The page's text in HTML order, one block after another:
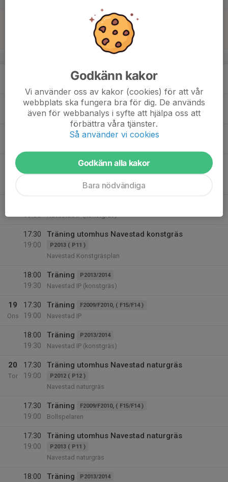
Match mot Stångebro United BK 2014 U1
v.34
Träning F2009/F2010, ( F15/F14 )
17:30
19:00
Träning P2015 (P9)
Navestad IP (konstgräs)
Träning P2013/2014
18
19:00
Träning utomhus Navestad konstgräs
P2012 ( P12 )
Navestad konstgräs
19:00
Navestad IP (konstgräs)
17:30
19:00
Träning utomhus Navestad konstgräs
P2013 ( P11 )
Navestad Konstgräsplan
18:00
19:30
Träning P2013/2014
Navestad IP (konstgräs)
19
Ons
17:30
19:00
Träning F2009/F2010, ( F15/F14 )
Navestad IP
18:00
19:30
Träning P2013/2014
Navestad IP (konstgräs)
20
Tor
17:30
19:00
Träning utomhus Navestad naturgräs
P2012 ( P12 )
Navestad naturgräs
17:30
19:00
Träning F2009/F2010, ( F15/F14 )
Bollspelaren
17:30
19:00
Träning utomhus Navestad naturgräs
P2013 ( P11 )
Navestad naturgräs
18:00
Träning P2013/2014
Godkänn kakor
Vi använder oss av kakor (cookies) för att vår
webbplats ska fungera bra för dig. De används
även för webbanalys i syfte att hjälpa oss att
förbättra våra tjänster.
Så använder vi cookies
Godkänn alla kakor
Bara nödvändiga